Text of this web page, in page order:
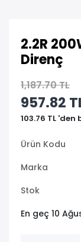
2.2R
Direnç
1,187.70 TL
957.82
103.76 TL
Ürün Kodu
Marka
Stok
En geç 10